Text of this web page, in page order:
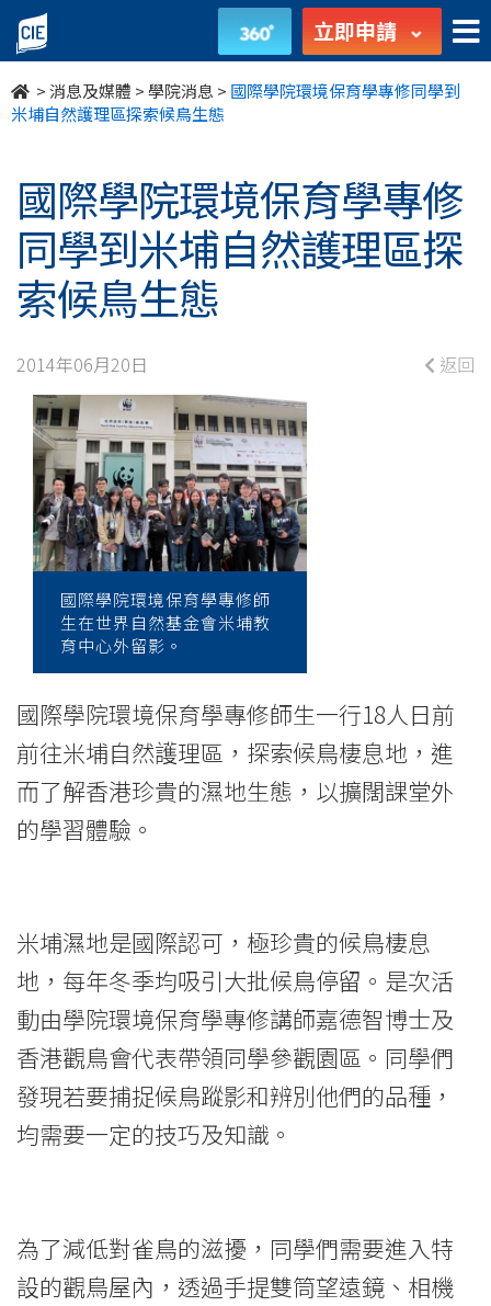
國
際
學
環
境
保
育
學
專
修
同
學
米
埔
自
然
區
探
索
候
鳥
態
立即申請
>消息及媒體 >學院消息 > 國際學院環境保育學專修同學到
米埔自然護理區探索候鳥生態
國際學院環境保育學專修
同學到米埔自然護理區探
索候鳥生態
2014年06月20日 返回
國際學院環境保育學專修師
生在世界自然基金會米埔教
育中心外留影。
國際學院環境保育學專修師生一行18人日前
前往米埔自然護理區，探索候鳥棲息地，進
而了解香港珍貴的濕地生態，以擴闊課堂外
的學習體驗。
米埔濕地是國際認可，極珍貴的候鳥棲息
地，每年冬季均吸引大批候鳥停留。是次活
動由學院環境保育學專修講師嘉德智博士及
香港觀鳥會代表帶領同學參觀園區。同學們
發現若要捕捉候鳥蹤影和辨別他們的品種，
均需要一定的技巧及知識。
為了減低對雀鳥的滋擾，同學們需要進入特
設的觀鳥屋內，透過手提雙筒望遠鏡、相機